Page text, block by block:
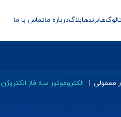
برندهابلاگدرباره ماتماس با ما
معمولی الکتروموتور سه فاز الکتروژن 1.1 کیلووات 1.47 اسب 1000 دور